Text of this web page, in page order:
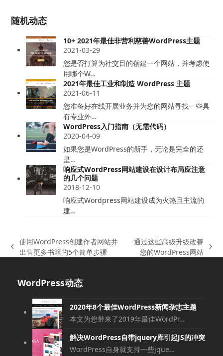
随机动态
10+ 2021年最佳非营利慈善WordPress主题
2021-03-29
您是否打算为社交目的创建一个网站，并考虑使
用哪个W…
2021年最佳工业和制造 WordPress 主题
2021-06-11
您准备好在线开展业务并为您的网站寻找一些具
有专业外…
WordPress入门指南（无需代码）
2020-04-09
如果您是WordPress的新手，无论是完全的还
是…
响应式WordPress网站建设在设计布局应注意
的几个问题
2018-12-10
响应式Wordpress网站建设成为火热且主流的
建…
上
文
使用WordPress创建作者网站并
出售更多书籍的5个简单步骤
通过这些高级升级改善
您的WordPress网站
WordPress动态
2020年8个最佳WordPress新闻杂志主题
本文为您带来了2019年最佳WordPr…
解决WordPress自带jquery库引起JS的冲突
WordPress自身就支持一些jque…